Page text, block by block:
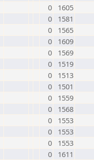
0
1605
0
1581
0
1565
0
1609
0
1569
0
1519
0
1513
0
1501
0
1559
0
1568
0
1553
0
1553
0
1553
0
1611